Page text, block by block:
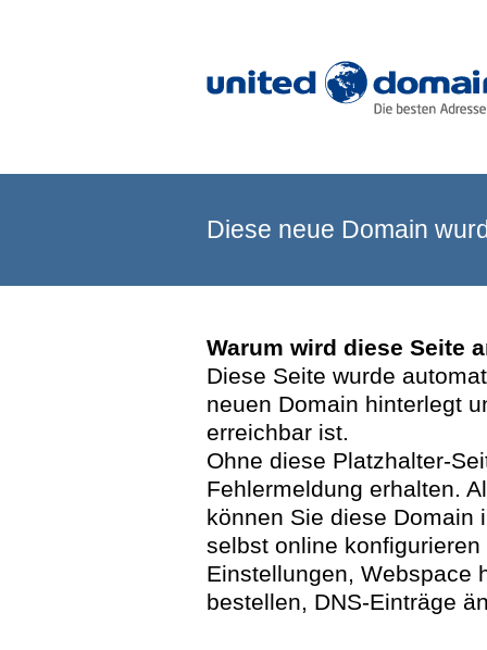
Diese neue Domain
Warum wird diese Seite
Diese Seite wurde
neuen Domain hinterlegt
erreichbar ist.
Ohne diese Platzhalter-
Fehlermeldung erhalten.
können Sie diese Domain
selbst online
Einstellungen, Webspace
bestellen, DNS-Einträge